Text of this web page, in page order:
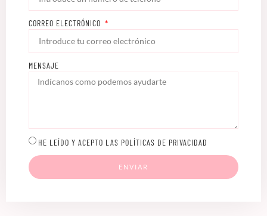
CORREO ELECTRÓNICO
MENSAJE
HE LEÍDO Y ACEPTO LAS POLÍTICAS DE PRIVACIDAD
ENVIAR